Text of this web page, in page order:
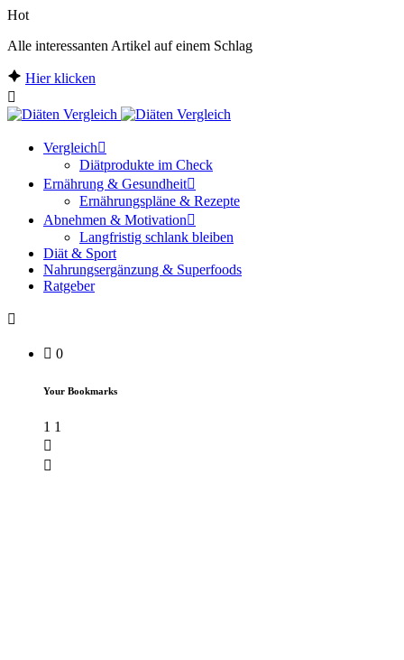
Hot
Alle interessanten Artikel auf einem Schlag
Hier klicken
Vergleich
Diätprodukte im Check
Ernährung & Gesundheit
Ernährungspläne & Rezepte
Abnehmen & Motivation
Langfristig schlank bleiben
Diät & Sport
Nahrungsergänzung & Superfoods
Ratgeber
0
Your Bookmarks
1 1